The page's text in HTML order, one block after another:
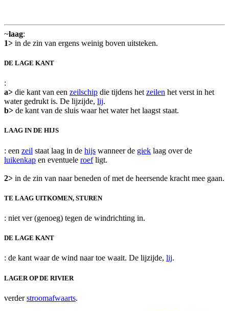
~laag:
1> in de zin van ergens weinig boven uitsteken.
DE LAGE KANT
:
a> die kant van een zeilschip die tijdens het zeilen het verst in het
water gedrukt is. De lijzijde, lij.
b> de kant van de sluis waar het water het laagst staat.
LAAG IN DE HIJS
: een zeil staat laag in de hijs wanneer de giek laag over de
luikenkap en eventuele roefligt.
2> in de zin van naar beneden of met de heersende kracht mee gaan.
TE LAAG UITKOMEN, STUREN
: niet ver (genoeg) tegen de windrichting in.
DE LAGE KANT
: de kant waar de wind naar toe waait. De lijzijde, lij.
LAGER OP DE RIVIER
verderstroomafwaarts.